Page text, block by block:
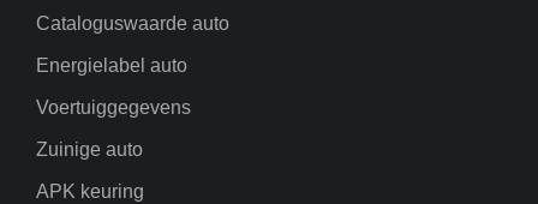
Cataloguswaarde auto
Energielabel auto
Voertuiggegevens
Zuinige auto
APK keuring